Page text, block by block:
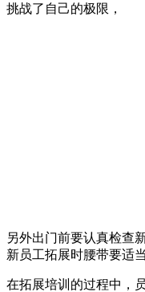
挑战了自己的极限，
另外出门前要认真检查
新员工拓展时腰带要适
在拓展培训的过程中，